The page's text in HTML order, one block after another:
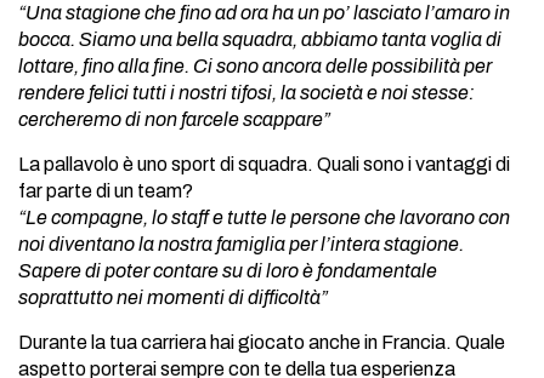
“Una stagione che fino ad ora ha un po’ lasciato l’amaro in
bocca. Siamo una bella squadra, abbiamo tanta voglia di
lottare, fino alla fine. Ci sono ancora delle possibilità per
rendere felici tuttii nostri tifosi, la società e noi stesse:
cercheremo di non farcele scappare”
La pallavolo è uno sport di squadra. Quali sono i vantaggi di
far parte di un team?
“Le compagne, lo staff e tutte le persone che lavorano con
noi diventano la nostra famiglia per l’intera stagione.
Sapere di poter contare su di loro è fondamentale
soprattutto nei momenti di difficoltà”
Durante la tua carriera hai giocato anche in Francia. Quale
aspetto porterai sempre con te della tua esperienza